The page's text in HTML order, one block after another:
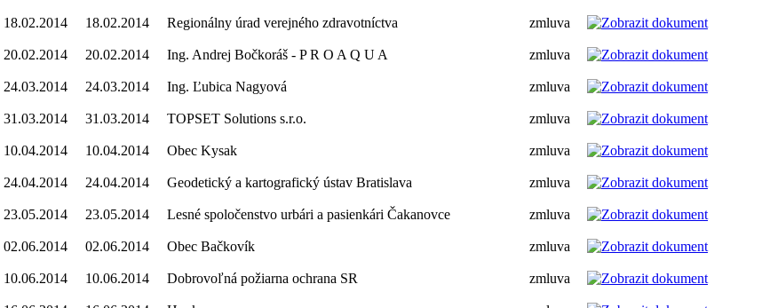
18.02.2014 18.02.2014 Regionálny úrad verejného zdravotníctva
zmluva
20.02.2014 20.02.2014 Ing. Andrej Bočkoráš - P R O A Q U A
zmluva
24.03.2014 24.03.2014 Ing. Ľubica Nagyová
zmluva
31.03.2014 31.03.2014 TOPSET Solutions s.r.o.
zmluva
10.04.2014 10.04.2014 Obec Kysak
zmluva
24.04.2014 24.04.2014 Geodetický a kartografický ústav Bratislava
zmluva
23.05.2014 23.05.2014 Lesné spoločenstvo urbári a pasienkári Čakanovce
zmluva
02.06.2014 02.06.2014 Obec Bačkovík
zmluva
10.06.2014 10.06.2014 Dobrovoľná požiarna ochrana SR
zmluva